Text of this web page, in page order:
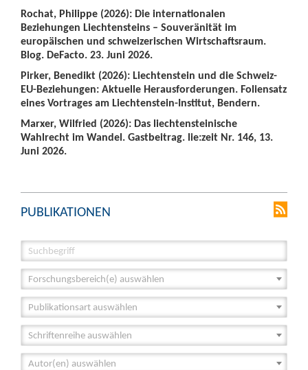
Rochat, Philippe (2026): Die internationalen
Beziehungen Liechtensteins – Souveränität im
europäischen und schweizerischen Wirtschaftsraum.
Blog. DeFacto. 23. Juni 2026.
Pirker, Benedikt (2026): Liechtenstein und die Schweiz-
EU-Beziehungen: Aktuelle Herausforderungen. Foliensatz
eines Vortrages am Liechtenstein-Institut, Bendern.
Marxer, Wilfried (2026): Das liechtensteinische
Wahlrecht im Wandel. Gastbeitrag. lie:zeit Nr. 146, 13.
Juni 2026.
PUBLIKATIONEN
Forschungsbereich(e) auswählen
Publikationsart auswählen
Schriftenreihe auswählen
Autor(en) auswählen